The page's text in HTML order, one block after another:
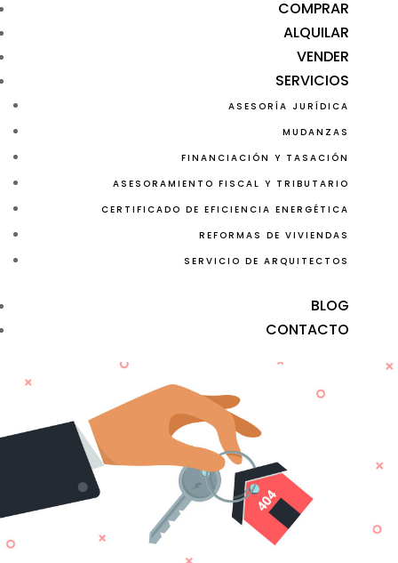
COMPRAR
ALQUILAR
VENDER
SERVICIOS
ASESORÍA JURÍDICA
MUDANZAS
FINANCIACIÓN Y TASACIÓN
ASESORAMIENTO FISCAL Y TRIBUTARIO
CERTIFICADO DE EFICIENCIA ENERGÉTICA
REFORMAS DE VIVIENDAS
SERVICIO DE ARQUITECTOS
BLOG
CONTACTO